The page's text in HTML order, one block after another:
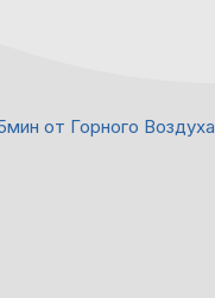
от Горного Воздуха